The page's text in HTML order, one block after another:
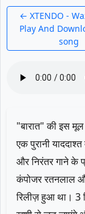
← XTENDO -
Play And
song
"बारात" की इस
एक पुरानी
और निरंतर गाने के
कंपोजर रतनलाल
रिलीज़ हुआ था। 3